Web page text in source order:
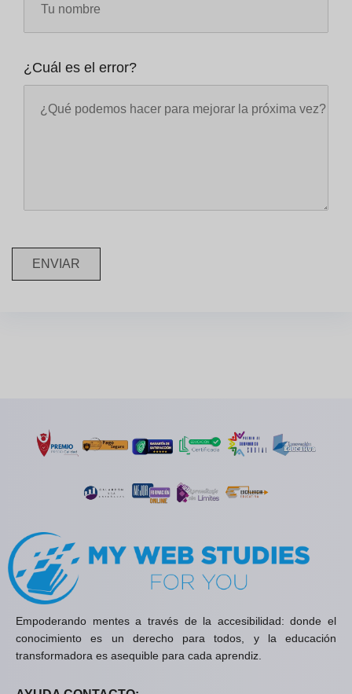
¿Cuál es el error?
ENVIAR
Empoderando mentes a través de la accesibilidad: donde el
conocimiento es un derecho para todos, y la educación
transformadora es asequible para cada aprendiz.